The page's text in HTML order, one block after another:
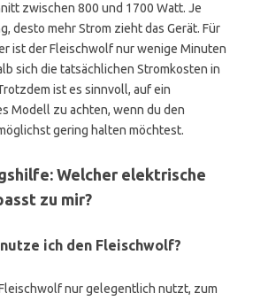
zwischen 800 und 1700 Watt. Je
desto mehr Strom zieht das Gerät. Für
ist der Fleischwolf nur wenige Minuten
sich die tatsächlichen Stromkosten in
ist es sinnvoll, auf ein
Modell zu achten, wenn du den
gering halten möchtest.
Welcher elektrische
zu mir?
ich den Fleischwolf?
nur gelegentlich nutzt, zum